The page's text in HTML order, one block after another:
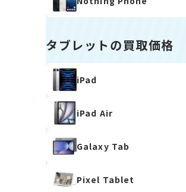
タブレットの買取価格
iPad
iPad Air
Galaxy Tab
Pixel Tablet